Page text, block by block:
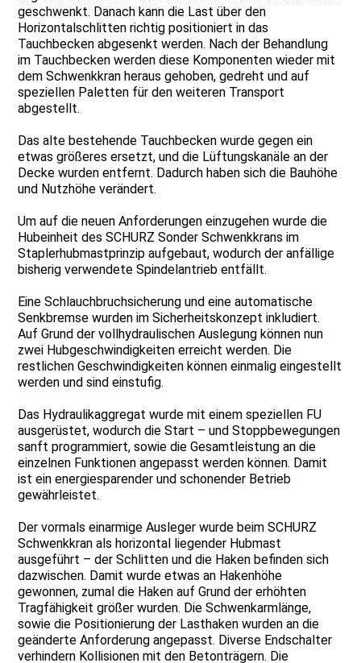
geschwenkt. Danach kann die Last über den
Horizontalschlitten richtig positioniert in das
Tauchbecken abgesenkt werden. Nach der Behandlung
im Tauchbecken werden diese Komponenten wieder mit
dem Schwenkkran heraus gehoben, gedreht und auf
speziellen Paletten für den weiteren Transport
abgestellt.
Das alte bestehende Tauchbecken wurde gegen ein
etwas größeres ersetzt, und die Lüftungskanäle an der
Decke wurden entfernt. Dadurch haben sich die Bauhöhe
und Nutzhöhe verändert.
Um auf die neuen Anforderungen einzugehen wurde die
Hubeinheit des SCHURZ Sonder Schwenkkrans im
Staplerhubmastprinzip aufgebaut, wodurch der anfällige
bisherig verwendete Spindelantrieb entfällt.
Eine Schlauchbruchsicherung und eine automatische
Senkbremse wurden im Sicherheitskonzept inkludiert.
Auf Grund der vollhydraulischen Auslegung können nun
zwei Hubgeschwindigkeiten erreicht werden. Die
restlichen Geschwindigkeiten können einmalig eingestellt
werden und sind einstufig.
Das Hydraulikaggregat wurde mit einem speziellen FU
ausgerüstet, wodurch die Start – und Stoppbewegungen
sanft programmiert, sowie die Gesamtleistung an die
einzelnen Funktionen angepasst werden können. Damit
ist ein energiesparender und schonender Betrieb
gewährleistet.
Der vormals einarmige Ausleger wurde beim SCHURZ
Schwenkkran als horizontal liegender Hubmast
ausgeführt – der Schlitten und die Haken befinden sich
dazwischen. Damit wurde etwas an Hakenhöhe
gewonnen, zumal die Haken auf Grund der erhöhten
Tragfähigkeit größer wurden. Die Schwenkarmlänge,
sowie die Positionierung der Lasthaken wurden an die
geänderte Anforderung angepasst. Diverse Endschalter
verhindern Kollisionen mit den Betonträgern. Die